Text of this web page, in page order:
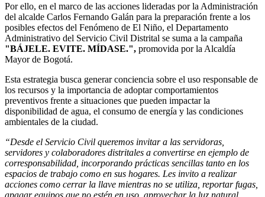
Por ello, en el marco de las acciones lideradas por la Administración
del alcalde Carlos Fernando Galán para la preparación frente a los
posibles efectos del Fenómeno de El Niño, el Departamento
Administrativo del Servicio Civil Distrital se suma a la campaña
"BÁJELE. EVITE. MÍDASE.", promovida por la Alcaldía
Mayor de Bogotá.
Esta estrategia busca generar conciencia sobre el uso responsable de
los recursos y la importancia de adoptar comportamientos
preventivos frente a situaciones que pueden impactar la
disponibilidad de agua, el consumo de energía y las condiciones
ambientales de la ciudad.
“Desde el Servicio Civil queremos invitar a las servidoras,
servidores y colaboradores distritales a convertirse en ejemplo de
corresponsabilidad, incorporando prácticas sencillas tanto en los
espacios de trabajo como en sus hogares. Les invito a realizar
acciones como cerrar la llave mientras no se utiliza, reportar fugas,
apagar equipos que no estén en uso, aprovechar la luz natural,